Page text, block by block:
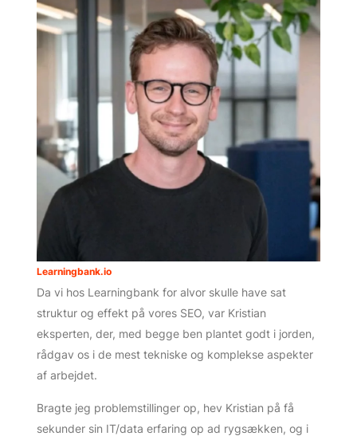
Learningbank.io
Da vi hos Learningbank for alvor skulle have sat
struktur og effekt på vores SEO, var Kristian
eksperten, der, med begge ben plantet godt i jorden,
rådgav os i de mest tekniske og komplekse aspekter
af arbejdet.
Bragte jeg problemstillinger op, hev Kristian på få
sekunder sin IT/data erfaring op ad rygsækken, og i